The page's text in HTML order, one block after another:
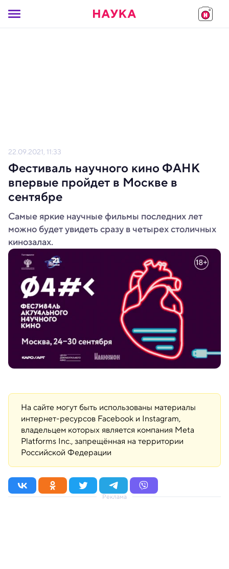
22.09.2021, 11:33
Фестиваль научного кино ФАНК
впервые пройдет в Москве в
сентябре
Самые яркие научные фильмы последних лет
можно будет увидеть сразу в четырех столичных
кинозалах.
На сайте могут быть использованы материалы
интернет-ресурсов Facebook и Instagram,
владельцем которых является компания Meta
Platforms Inc., запрещённая на территории
Российской Федерации
Реклама